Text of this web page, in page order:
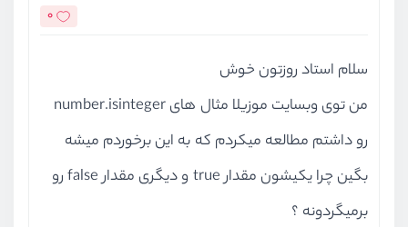
0
سلام استاد روزتون خوش
من توی وبسایت موزیلا مثال های number.isinteger
رو داشتم مطالعه میکردم که به این برخوردم میشه
بگین چرا یکیشون مقدار true و دیگری مقدار false رو
برمیگردونه ؟